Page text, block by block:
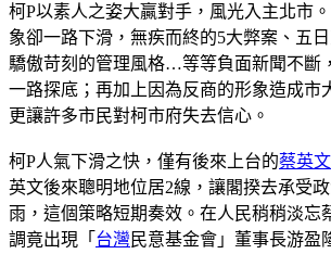
柯P以素人之姿大贏對手，風光入主北市
象卻一路下滑，無疾而終的5大弊案、五
驕傲苛刻的管理風格…等等負面新聞不斷
一路探底；再加上因為反商的形象造成市
更讓許多市民對柯市府失去信心。
柯P人氣下滑之快，僅有後來上台的蔡英文
英文後來聰明地位居2線，讓閣揆去承受
雨，這個策略短期奏效。在人民稍稍淡忘
調竟出現「 台灣 民意基金會」董事長游盈